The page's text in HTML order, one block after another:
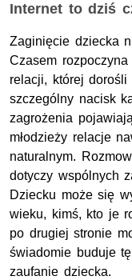
Internet to dziś
Zaginięcie dziecka
Czasem
relacji, której
szczególny nacisk
zagrożenia
młodzieży relacje
naturalnym.
dotyczy wspólnych
Dziecku może się
wieku, kimś, kto je
po drugiej stronie
świadomie buduje
zaufanie dziecka.